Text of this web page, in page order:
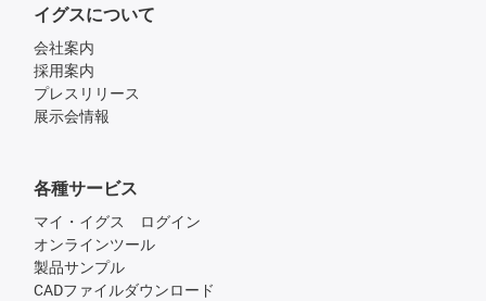
イグスについて
会社案内
採用案内
プレスリリース
展示会情報
各種サービス
マイ・イグス ログイン
オンラインツール
製品サンプル
CADファイルダウンロード